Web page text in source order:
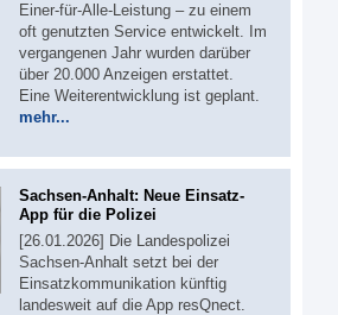
Einer-für-Alle-Leistung – zu einem
oft genutzten Service entwickelt. Im
vergangenen Jahr wurden darüber
über 20.000 Anzeigen erstattet.
Eine Weiterentwicklung ist geplant.
mehr...
Sachsen-Anhalt: Neue Einsatz-
App für die Polizei
[26.01.2026] Die Landespolizei
Sachsen-Anhalt setzt bei der
Einsatzkommunikation künftig
landesweit auf die App resQnect.